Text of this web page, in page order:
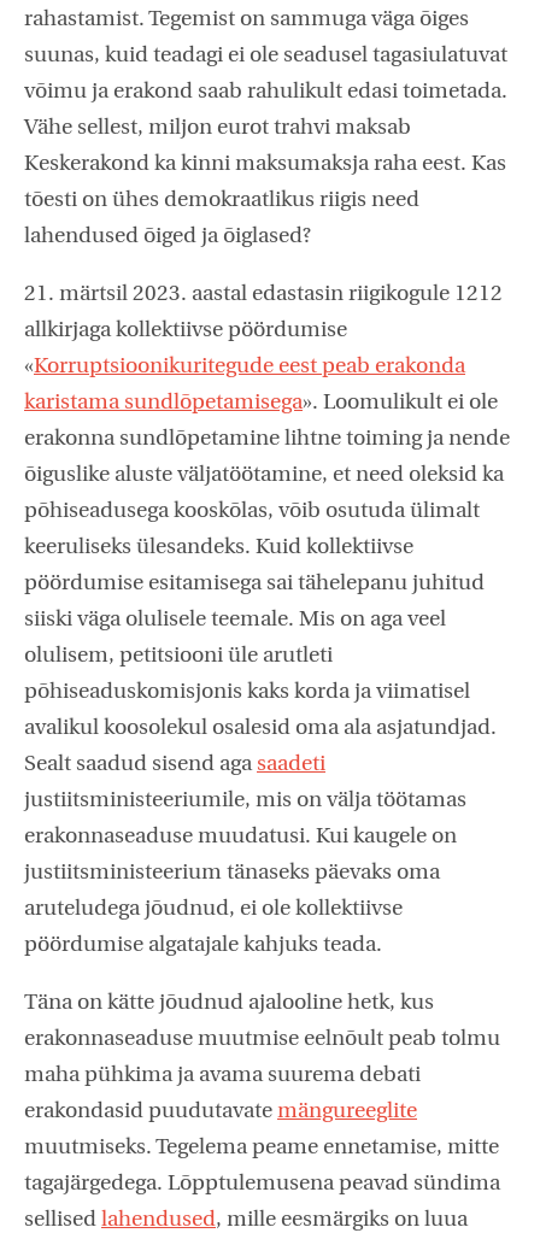
rahastamist. Tegemist on sammuga väga õiges
suunas, kuid teadagi ei ole seadusel tagasiulatuvat
võimu ja erakond saab rahulikult edasi toimetada.
Vähe sellest, miljon eurot trahvi maksab
Keskerakond ka kinni maksumaksja raha eest. Kas
tõesti on ühes demokraatlikus riigis need
lahendused õiged ja õiglased?
21. märtsil 2023. aastal edastasin riigikogule 1212
allkirjaga kollektiivse pöördumise
«Korruptsioonikuritegude eest peab erakonda
karistama sundlõpetamisega». Loomulikult ei ole
erakonna sundlõpetamine lihtne toiming ja nende
õiguslike aluste väljatöötamine, et need oleksid ka
põhiseadusega kooskõlas, võib osutuda ülimalt
keeruliseks ülesandeks. Kuid kollektiivse
pöördumise esitamisega sai tähelepanu juhitud
siiski väga olulisele teemale. Mis on aga veel
olulisem, petitsiooni üle arutleti
põhiseaduskomisjonis kaks korda ja viimatisel
avalikul koosolekul osalesid oma ala asjatundjad.
Sealt saadud sisend aga saadeti
justiitsministeeriumile, mis on välja töötamas
erakonnaseaduse muudatusi. Kui kaugele on
justiitsministeerium tänaseks päevaks oma
aruteludega jõudnud, ei ole kollektiivse
pöördumise algatajale kahjuks teada.
Täna on kätte jõudnud ajalooline hetk, kus
erakonnaseaduse muutmise eelnõult peab tolmu
maha pühkima ja avama suurema debati
erakondasid puudutavate mängureeglite
muutmiseks. Tegelema peame ennetamise, mitte
tagajärgedega. Lõpptulemusena peavad sündima
sellised lahendused, mille eesmärgiks on luua